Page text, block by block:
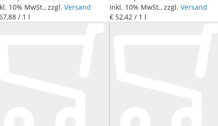
10% MwSt., zzgl. Versand
,88 / 1 l
Inkl. 10% MwSt., zzgl. Versand
€ 52,42 / 1 l